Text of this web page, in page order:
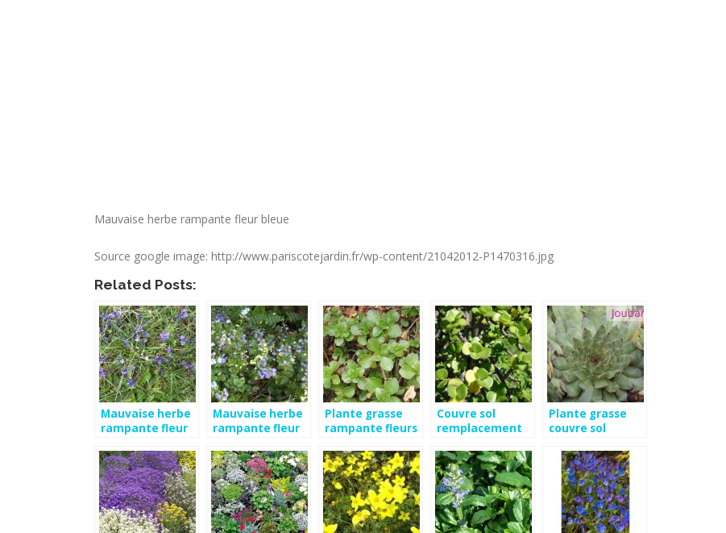
Mauvaise herbe rampante fleur bleue
Source google image: http://www.pariscotejardin.fr/wp-content/21042012-P1470316.jpg
Related Posts:
Mauvaise herbe
rampante fleur
Mauvaise herbe
rampante fleur
Plante grasse
rampante fleurs
Couvre sol
remplacement
Plante grasse
couvre sol